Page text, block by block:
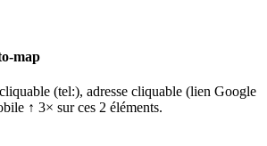
map
(tel:), adresse cliquable (lien Google
↑ 3× sur ces 2 éléments.